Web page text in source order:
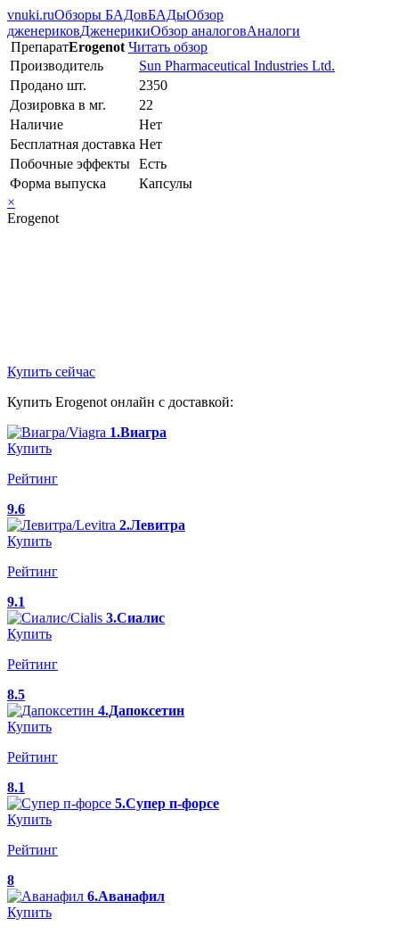
vnuki.ruОбзоры БАДовБАДыОбзор
дженериковДженерикиОбзор аналоговАналоги
ПрепаратErogenot Читать обзор
Производитель
Sun Pharmaceutical Industries Ltd.
Продано шт.
2350
Дозировка в мг.
22
Наличие
Нет
Бесплатная доставка Нет
Побочные эффекты Есть
Форма выпуска
Капсулы
×
Erogenot
Купить сейчас
Купить Erogenot онлайн с доставкой:
1.Виагра
Купить
Рейтинг
9.6
2.Левитра
Купить
Рейтинг
9.1
3.Сиалис
Купить
Рейтинг
8.5
4.Дапоксетин
Купить
Рейтинг
8.1
5.Супер п-форсе
Купить
Рейтинг
8
6.Аванафил
Купить